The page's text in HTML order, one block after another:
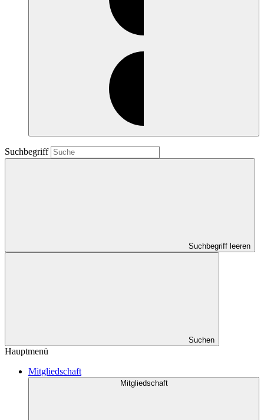
Suchbegriff
Suchbegriff leeren
Suchen
Hauptmenü
Mitgliedschaft
Mitgliedschaft